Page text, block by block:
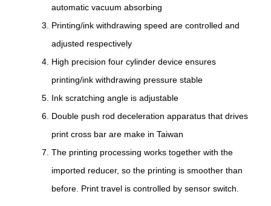
automatic vacuum absorbing
Printing/ink withdrawing speed are controlled and
adjusted respectively
High precision four cylinder device ensures
printing/ink withdrawing pressure stable
Ink scratching angle is adjustable
Double push rod deceleration apparatus that drives
print cross bar are make in Taiwan
The printing processing works together with the
imported reducer, so the printing is smoother than
before. Print travel is controlled by sensor switch.